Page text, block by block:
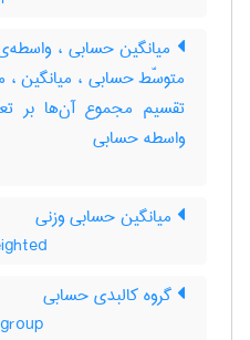
میانگین حسابی ،
متوسّط حسابی ، میانگین
تقسیم مجموع آن‌ها بر
واسطه حسابی
میانگین حسابی وزنی
گروه کالبدی حسابی